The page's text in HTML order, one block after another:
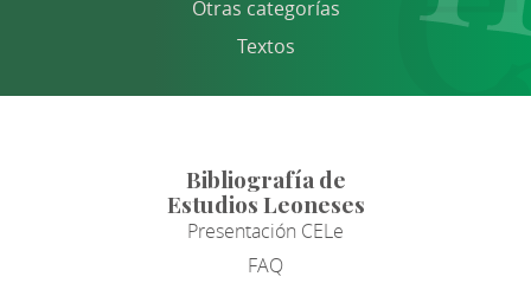
Otras categorías
Textos
Bibliografía de
Estudios Leoneses
Presentación CELe
FAQ